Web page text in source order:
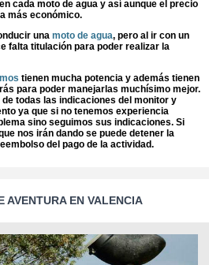
cada moto de agua y así aunque el precio
más económico.
una moto de agua, pero al ir con un
falta titulación para poder realizar la
tienen mucha potencia y además tienen
para poder manejarlas muchísimo mejor.
todas las indicaciones del monitor y
ya que si no tenemos experiencia
sino seguimos sus indicaciones. Si
nos irán dando se puede detener la
del pago de la actividad.
AVENTURA EN VALENCIA